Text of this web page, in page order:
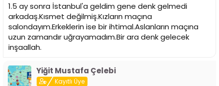
1.5 ay sonra İstanbul'a geldim gene denk gelmedi
arkadaş.Kısmet değilmiş.Kızların maçına
salondayım.Erkeklerin ise bir ihtimal.Aslanların maçına
uzun zamandır uğrayamadım.Bir ara denk gelecek
inşaallah.
Yiğit Mustafa Çelebi
Kayıtlı Üye